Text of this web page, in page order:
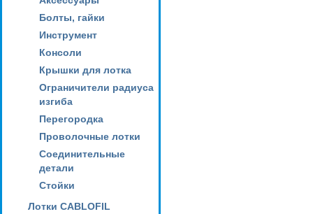
Болты, гайки
Инструмент
Консоли
Крышки для лотка
Ограничители радиуса
изгиба
Перегородка
Проволочные лотки
Соединительные
детали
Стойки
Лотки CABLOFIL